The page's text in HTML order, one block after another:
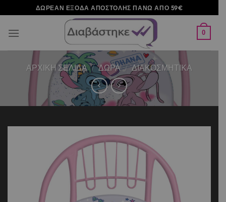
στο
περιεχόμενο
ΔΩΡΕΑΝ ΕΞΟΔΑ ΑΠΟΣΤΟΛΗΣ ΠΑΝΩ ΑΠΟ 59€
0
ΑΡΧΙΚΉ ΣΕΛΊΔΑ / ΔΩΡΑ / ΔΙΑΚΟΣΜΗΤΙΚΑ